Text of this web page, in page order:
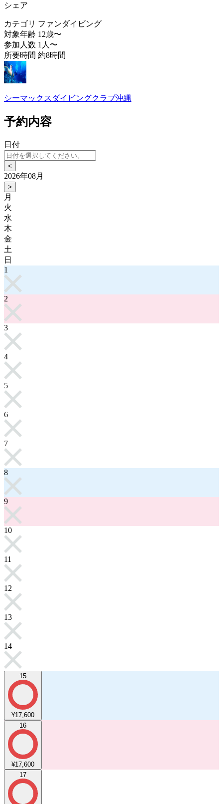
シェア
カテゴリ ファンダイビング
対象年齢 12歳〜
参加人数 1人〜
所要時間 約8時間
シーマックスダイビングクラブ沖縄
予約内容
日付
<
2026年08月
>
月
火
水
木
金
土
日
1
2
3
4
5
6
7
8
9
10
11
12
13
14
15
¥17,600
16
¥17,600
17